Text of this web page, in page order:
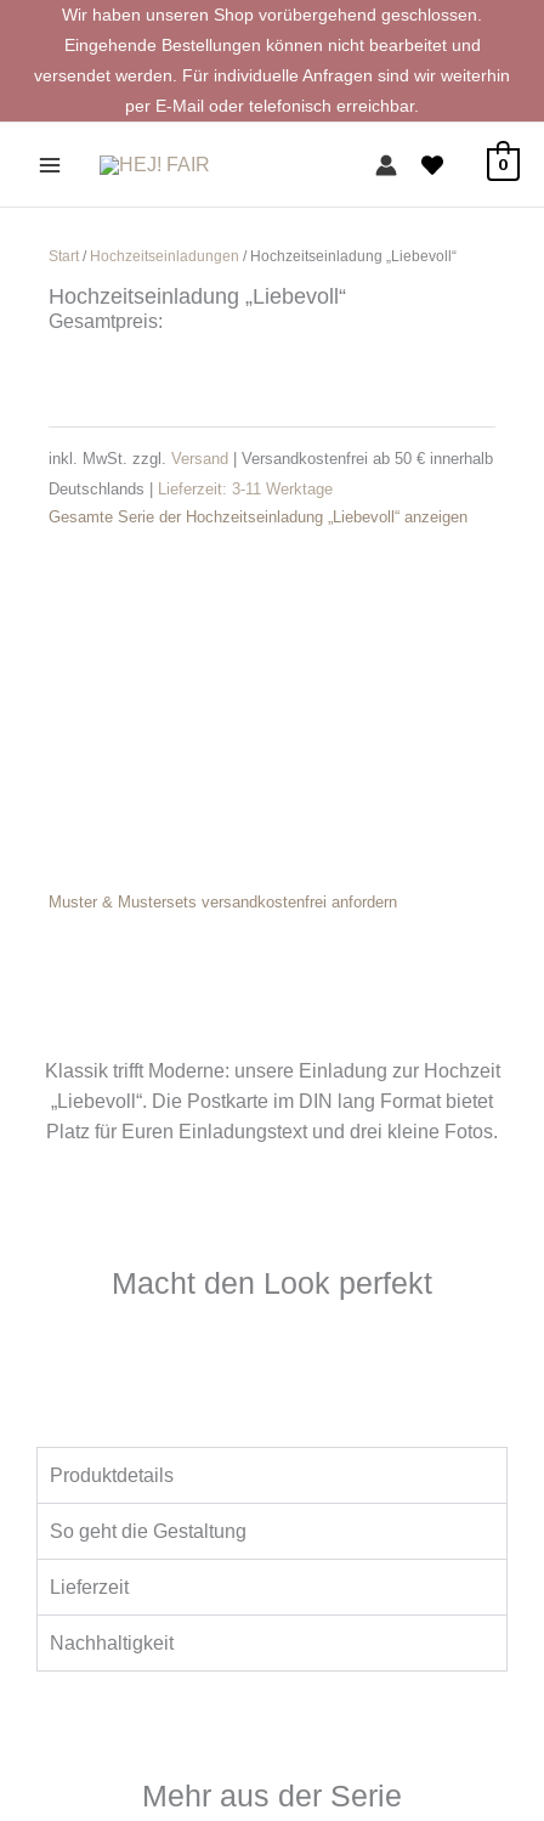
springen
Wir haben unseren Shop vorübergehend geschlossen.
Eingehende Bestellungen können nicht bearbeitet und
versendet werden. Für individuelle Anfragen sind wir weiterhin
per E-Mail oder telefonisch erreichbar.
0
Start / Hochzeitseinladungen / Hochzeitseinladung „Liebevoll“
Hochzeitseinladung „Liebevoll“
Gesamtpreis:
inkl. MwSt. zzgl. Versand | Versandkostenfrei ab 50 € innerhalb
Deutschlands | Lieferzeit: 3-11 Werktage
Gesamte Serie der Hochzeitseinladung „Liebevoll“ anzeigen
Muster & Mustersets versandkostenfrei anfordern
Klassik trifft Moderne: unsere Einladung zur Hochzeit
„Liebevoll“. Die Postkarte im DIN lang Format bietet
Platz für Euren Einladungstext und drei kleine Fotos.
Macht den Look perfekt
Produktdetails
So geht die Gestaltung
Lieferzeit
Nachhaltigkeit
Mehr aus der Serie